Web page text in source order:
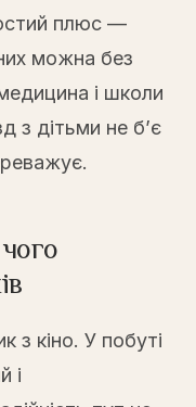
плюс —
можна без
і школи
з дітьми не б’є
кіно. У побуті
і